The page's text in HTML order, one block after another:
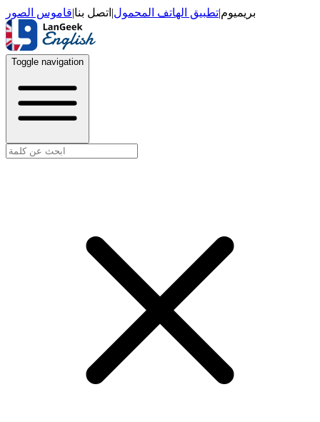
بريميوم|تطبيق الهاتف المحمول| اتصل بنا|قاموس الصور
Toggle navigation